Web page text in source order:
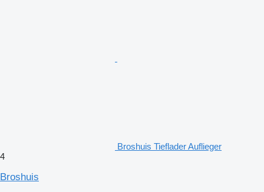
Broshuis Tieflader Auflieger
4
Broshuis